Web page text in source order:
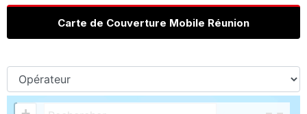
Carte de Couverture Mobile Réunion